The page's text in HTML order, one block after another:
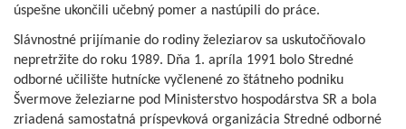
úspešne ukončili učebný pomer a nastúpili do práce.
Slávnostné prijímanie do rodiny železiarov sa uskutočňovalo
nepretržite do roku 1989. Dňa 1. apríla 1991 bolo Stredné
odborné učilište hutnícke vyčlenené zo štátneho podniku
Švermove železiarne pod Ministerstvo hospodárstva SR a bola
zriadená samostatná príspevková organizácia Stredné odborné